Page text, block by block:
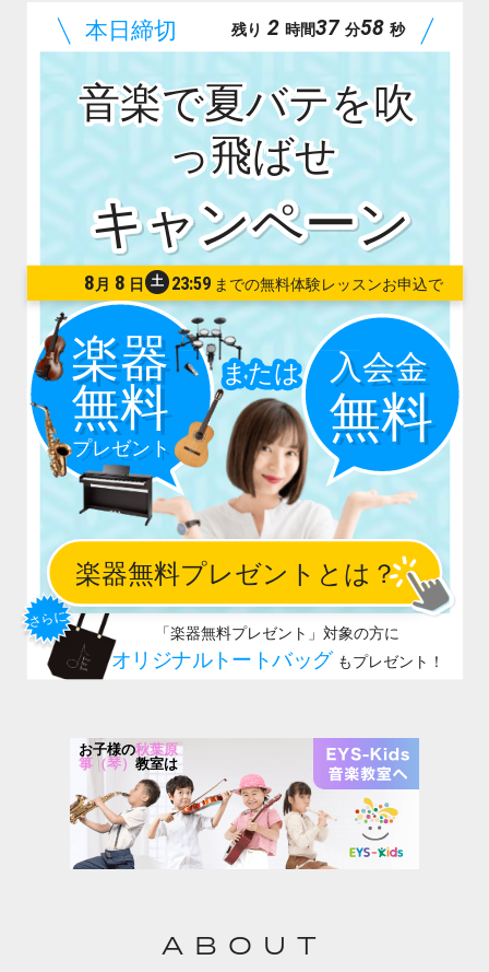
音楽で夏バテを吹
っ飛ばせ
8 月 8 日 土23:59
残り 2 時間37 分56 秒
お子様の秋葉原
箏（琴） 教室は
ABOUT